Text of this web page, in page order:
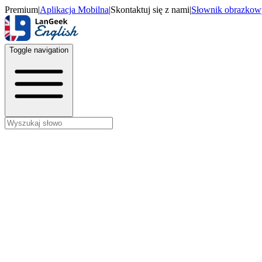
Premium|Aplikacja Mobilna|Skontaktuj się z nami|Słownik
Toggle navigation